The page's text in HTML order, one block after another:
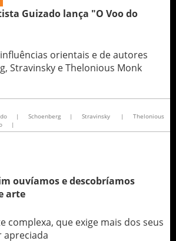
Guizado lança "O Voo do
orientais e de autores
Stravinsky e Thelonious Monk
| Schoenberg | Stravinsky |
Thelonious
|
ouvíamos e descobríamos
arte
complexa, que exige mais dos seus
apreciada